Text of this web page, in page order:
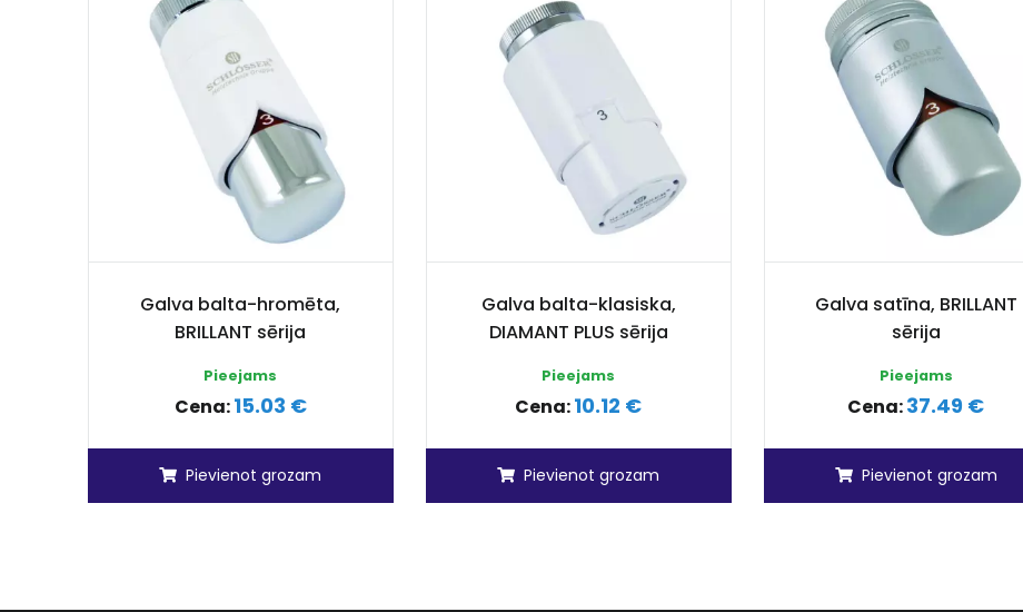
Galva balta-hromēta,
BRILLANT sērija
Pieejams
Cena:15.03 €
Pievienot grozam
Galva balta-klasiska,
DIAMANT PLUS sērija
Pieejams
Cena:10.12 €
Pievienot grozam
Galva satīna, BRILLANT
sērija
Pieejams
Cena:37.49 €
Pievienot grozam